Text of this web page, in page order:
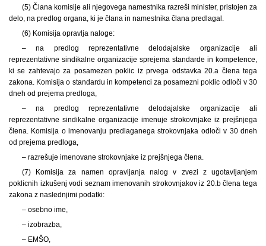
(5) Člana komisije ali njegovega namestnika razreši minister, pristojen za
delo, na predlog organa, ki je člana in namestnika člana predlagal.
(6) Komisija opravlja naloge:
– na predlog reprezentativne delodajalske organizacije ali
reprezentativne sindikalne organizacije sprejema standarde in kompetence,
ki se zahtevajo za posamezen poklic iz prvega odstavka 20.a člena tega
zakona. Komisija o standardu in kompetenci za posamezni poklic odloči v 30
dneh od prejema predloga,
– na predlog reprezentativne delodajalske organizacije ali
reprezentativne sindikalne organizacije imenuje strokovnjake iz prejšnjega
člena. Komisija o imenovanju predlaganega strokovnjaka odloči v 30 dneh
od prejema predloga,
– razrešuje imenovane strokovnjake iz prejšnjega člena.
(7) Komisija za namen opravljanja nalog v zvezi z ugotavljanjem
poklicnih izkušenj vodi seznam imenovanih strokovnjakov iz 20.b člena tega
zakona z naslednjimi podatki:
– osebno ime,
– izobrazba,
– EMŠO,